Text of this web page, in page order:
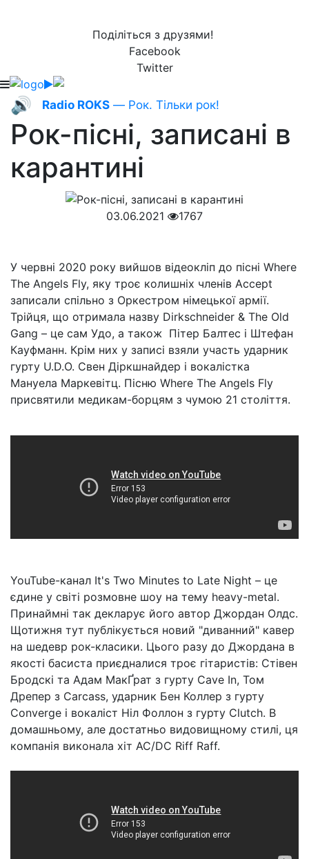
Поділіться з друзями!
Facebook
Twitter
🔊 Radio ROKS — Рок. Тільки рок!
Рок-пісні, записані в
карантині
03.06.2021 1767
У червні 2020 року вийшов відеокліп до пісні Where
The Angels Fly, яку троє колишніх членів Accept
записали спільно з Оркестром німецької армії.
Трійця, що отримала назву Dirkschneider & The Old
Gang – це сам Удо, а також Пітер Балтес і Штефан
Кауфманн. Крім них у записі взяли участь ударник
гурту U.D.O. Свен Діркшнайдер і вокалістка
Мануела Маркевітц. Пісню Where The Angels Fly
присвятили медикам-борцям з чумою 21 століття.
YouTube-канал It's Two Minutes to Late Night – це
єдине у світі розмовне шоу на тему heavy-metal.
Принаймні так декларує його автор Джордан Олдс.
Щотижня тут публікується новий "диванний" кавер
на шедевр рок-класики. Цього разу до Джордана в
якості басиста приєдналися троє гітаристів: Стівен
Бродскі та Адам МакҐрат з гурту Cave In, Том
Дрепер з Carcass, ударник Бен Коллер з гурту
Converge і вокаліст Ніл Фоллон з гурту Clutch. В
домашньому, але достатньо видовищному стилі, ця
компанія виконала хіт AC/DC Riff Raff.